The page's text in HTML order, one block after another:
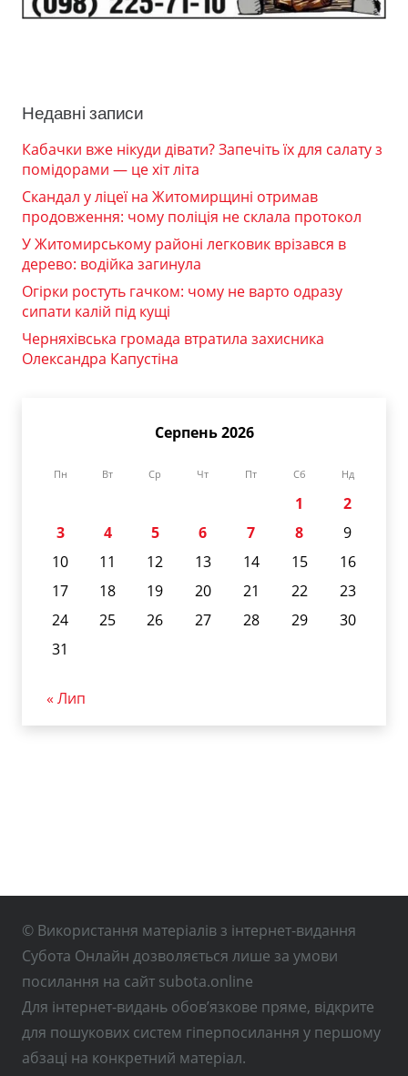
Недавні записи
Кабачки вже нікуди дівати? Запечіть їх для салату з
помідорами — це хіт літа
Скандал у ліцеї на Житомирщині отримав
продовження: чому поліція не склала протокол
У Житомирському районі легковик врізався в
дерево: водійка загинула
Огірки ростуть гачком: чому не варто одразу
сипати калій під кущі
Черняхівська громада втратила захисника
Олександра Капустіна
Серпень 2026
Пн Вт Ср Чт Пт Сб Нд
1
2
3
4 5 6 7 8
9
10
11 12 13 14 15
16
17
18 19 20 21 22
23
24
25 26 27 28 29
30
31
« Лип
© Використання матеріалів з інтернет-видання
Субота Онлайн дозволяється лише за умови
посилання на сайт subota.online
Для інтернет-видань обов’язкове пряме, відкрите
для пошукових систем гіперпосилання у першому
абзаці на конкретний матеріал.